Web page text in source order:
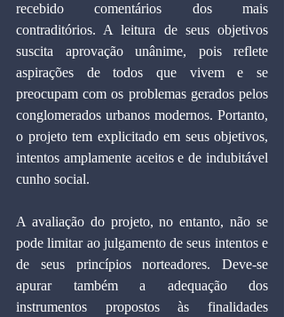
recebido comentários dos mais
contraditórios. A leitura de seus objetivos
suscita aprovação unânime, pois reflete
aspirações de todos que vivem e se
preocupam com os problemas gerados pelos
conglomerados urbanos modernos. Portanto,
o projeto tem explicitado em seus objetivos,
intentos amplamente aceitos e de indubitável
cunho social.
A avaliação do projeto, no entanto, não se
pode limitar ao julgamento de seus intentos e
de seus princípios norteadores. Deve-se
apurar também a adequação dos
instrumentos propostos às finalidades